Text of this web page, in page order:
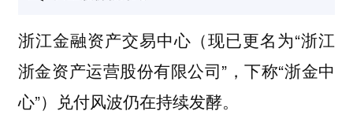
浙江金融资产交易中心（现已更名为“浙江
浙金资产运营股份有限公司”，下称“浙金中
心”）兑付风波仍在持续发酵。